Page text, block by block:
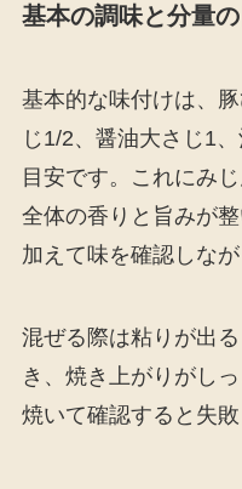
基本の調味と分量
基本的な味付けは、
じ1/2、醤油大さじ1
目安です。これにみ
全体の香りと旨みが
加えて味を確認しな
混ぜる際は粘りが出
き、焼き上がりがし
焼いて確認すると失敗